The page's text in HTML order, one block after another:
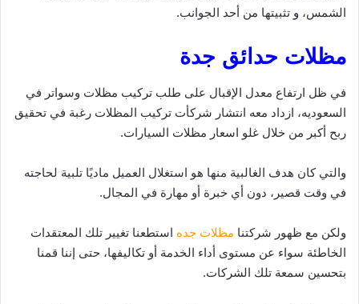
الشمس، و تثبيتها من أحد الجوانب.
مظلات حدائق جدة
في ظل ارتفاع معدل الإقبال على طلب تركيب مظلات وسواتر في
السعوديه، ازداد معه انتشار شركأت تركيب المظلات رغبة في تحقيق
ربح أكبر من خلال غلو اسعار مظلات السيارات.
والتي كان هدف الغالبية منها هو استغلال العميل ماديًا تلبية لحاجته
في وقت قصير، دون أي خبرة أو مهارة في المجال.
ولكن مع ظهور شركتنا مظلات جده استطعنا تغيير تلك المعتقدات
الخاطئة سواء عن مستوى أداء الخدمة أو تكاليفها، حتى إننا قمنا
بتحسين سمعة تلك الشركات.